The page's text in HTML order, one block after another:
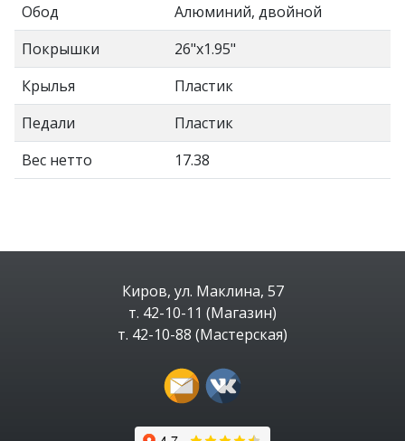
Обод
Алюминий, двойной
Покрышки
26"x1.95"
Крылья
Пластик
Педали
Пластик
Вес нетто
17.38
Киров, ул. Маклина, 57
т. 42-10-11 (Магазин)
т. 42-10-88 (Мастерская)